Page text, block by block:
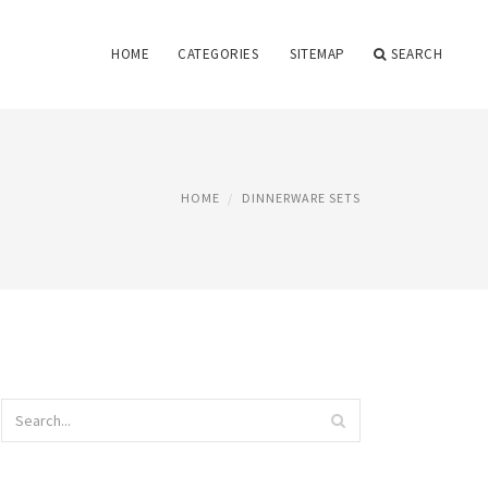
HOME CATEGORIES SITEMAP SEARCH
HOME DINNERWARE SETS